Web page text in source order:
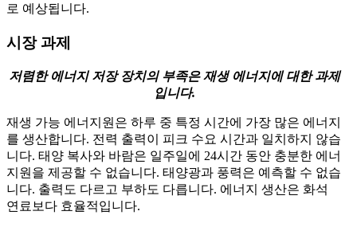
로 예상됩니다.
시장 과제
저렴한 에너지 저장 장치의 부족은 재생 에너지에 대한 과제
입니다.
재생 가능 에너지원은 하루 중 특정 시간에 가장 많은 에너지
를 생산합니다. 전력 출력이 피크 수요 시간과 일치하지 않습
니다. 태양 복사와 바람은 일주일에 24시간 동안 충분한 에너
지원을 제공할 수 없습니다. 태양광과 풍력은 예측할 수 없습
니다. 출력도 다르고 부하도 다릅니다. 에너지 생산은 화석
연료보다 효율적입니다.